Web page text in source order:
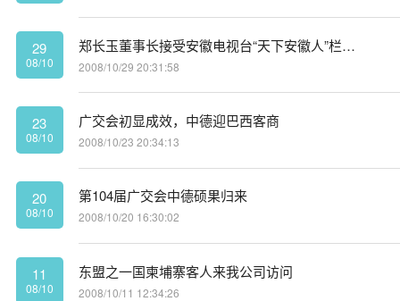
29
08/10
郑长玉董事长接受安徽电视台“天下安徽人”栏目专访
2008/10/29 20:31:58
23
08/10
广交会初显成效，中德迎巴西客商
2008/10/23 20:34:13
20
08/10
第104届广交会中德硕果归来
2008/10/20 16:30:02
11
08/10
东盟之一国柬埔寨客人来我公司访问
2008/10/11 12:34:26